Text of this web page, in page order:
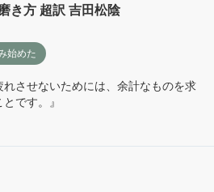
き方 超訳 吉田松陰
始めた
れさせないためには、余計なものを求
です。』